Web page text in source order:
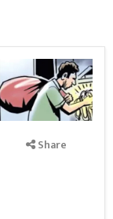
Share